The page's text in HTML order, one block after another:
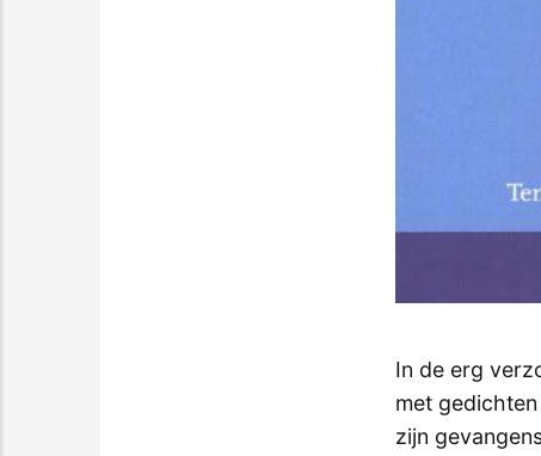
In de erg
met
zijn